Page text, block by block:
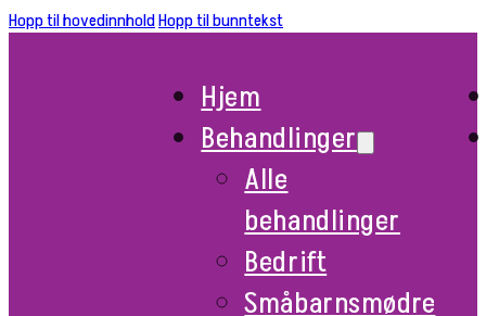
Hopp til hovedinnholdHopp til bunntekst
Hjem
Behandlinger
Alle
behandlinger
Bedrift
Småbarnsmødre